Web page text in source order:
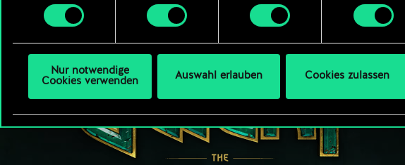
„Einstellungen“, wo du, falls gewünscht, auch alle Einstellungen rund
Nur notwendige
Cookies verwenden
Auswahl erlauben Cookies zulassen